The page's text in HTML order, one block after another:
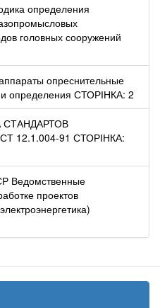
определения
головных сооружений
опреснительные
определения СТОРІНКА: 2
СТАНДАРТОВ
12.1.004-91 СТОРІНКА:
Ведомственные
проектов